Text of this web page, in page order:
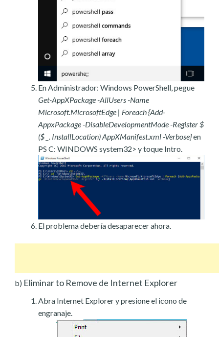
En Administrador: Windows PowerShell, pegue
Get-AppXPackage -AllUsers -Name
Microsoft.MicrosoftEdge | Foreach {Add-
AppxPackage -DisableDevelopmentMode -Register $
($ _. InstallLocation) AppXManifest.xml -Verbose}en
PS C: WINDOWS system32> y toque Intro.
El problema debería desaparecer ahora.
b) Eliminar to Remove de Internet Explorer
Abra Internet Explorer y presione el icono de
engranaje.